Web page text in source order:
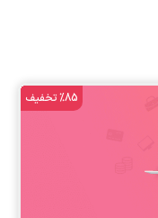
%85 تخفیف